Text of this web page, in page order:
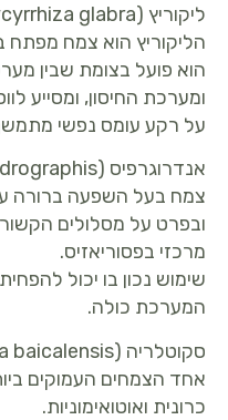
ליקוריץ (Glycyrrhiza glabra)
הליקוריץ הוא צמח מפתח
הוא פועל בצומת שבין
ומערכת החיסון, ומסייע
על רקע עומס נפשי
אנדרוגרפיס (Andrographis)
צמח בעל השפעה ברורה
מרכזי בפסוריאזיס.
שימוש נכון בו יכול
המערכת כולה.
סקוטלריה (Scutellaria baicalensis)
אחד הצמחים העמוקים
כרונית ואוטואימוניות.